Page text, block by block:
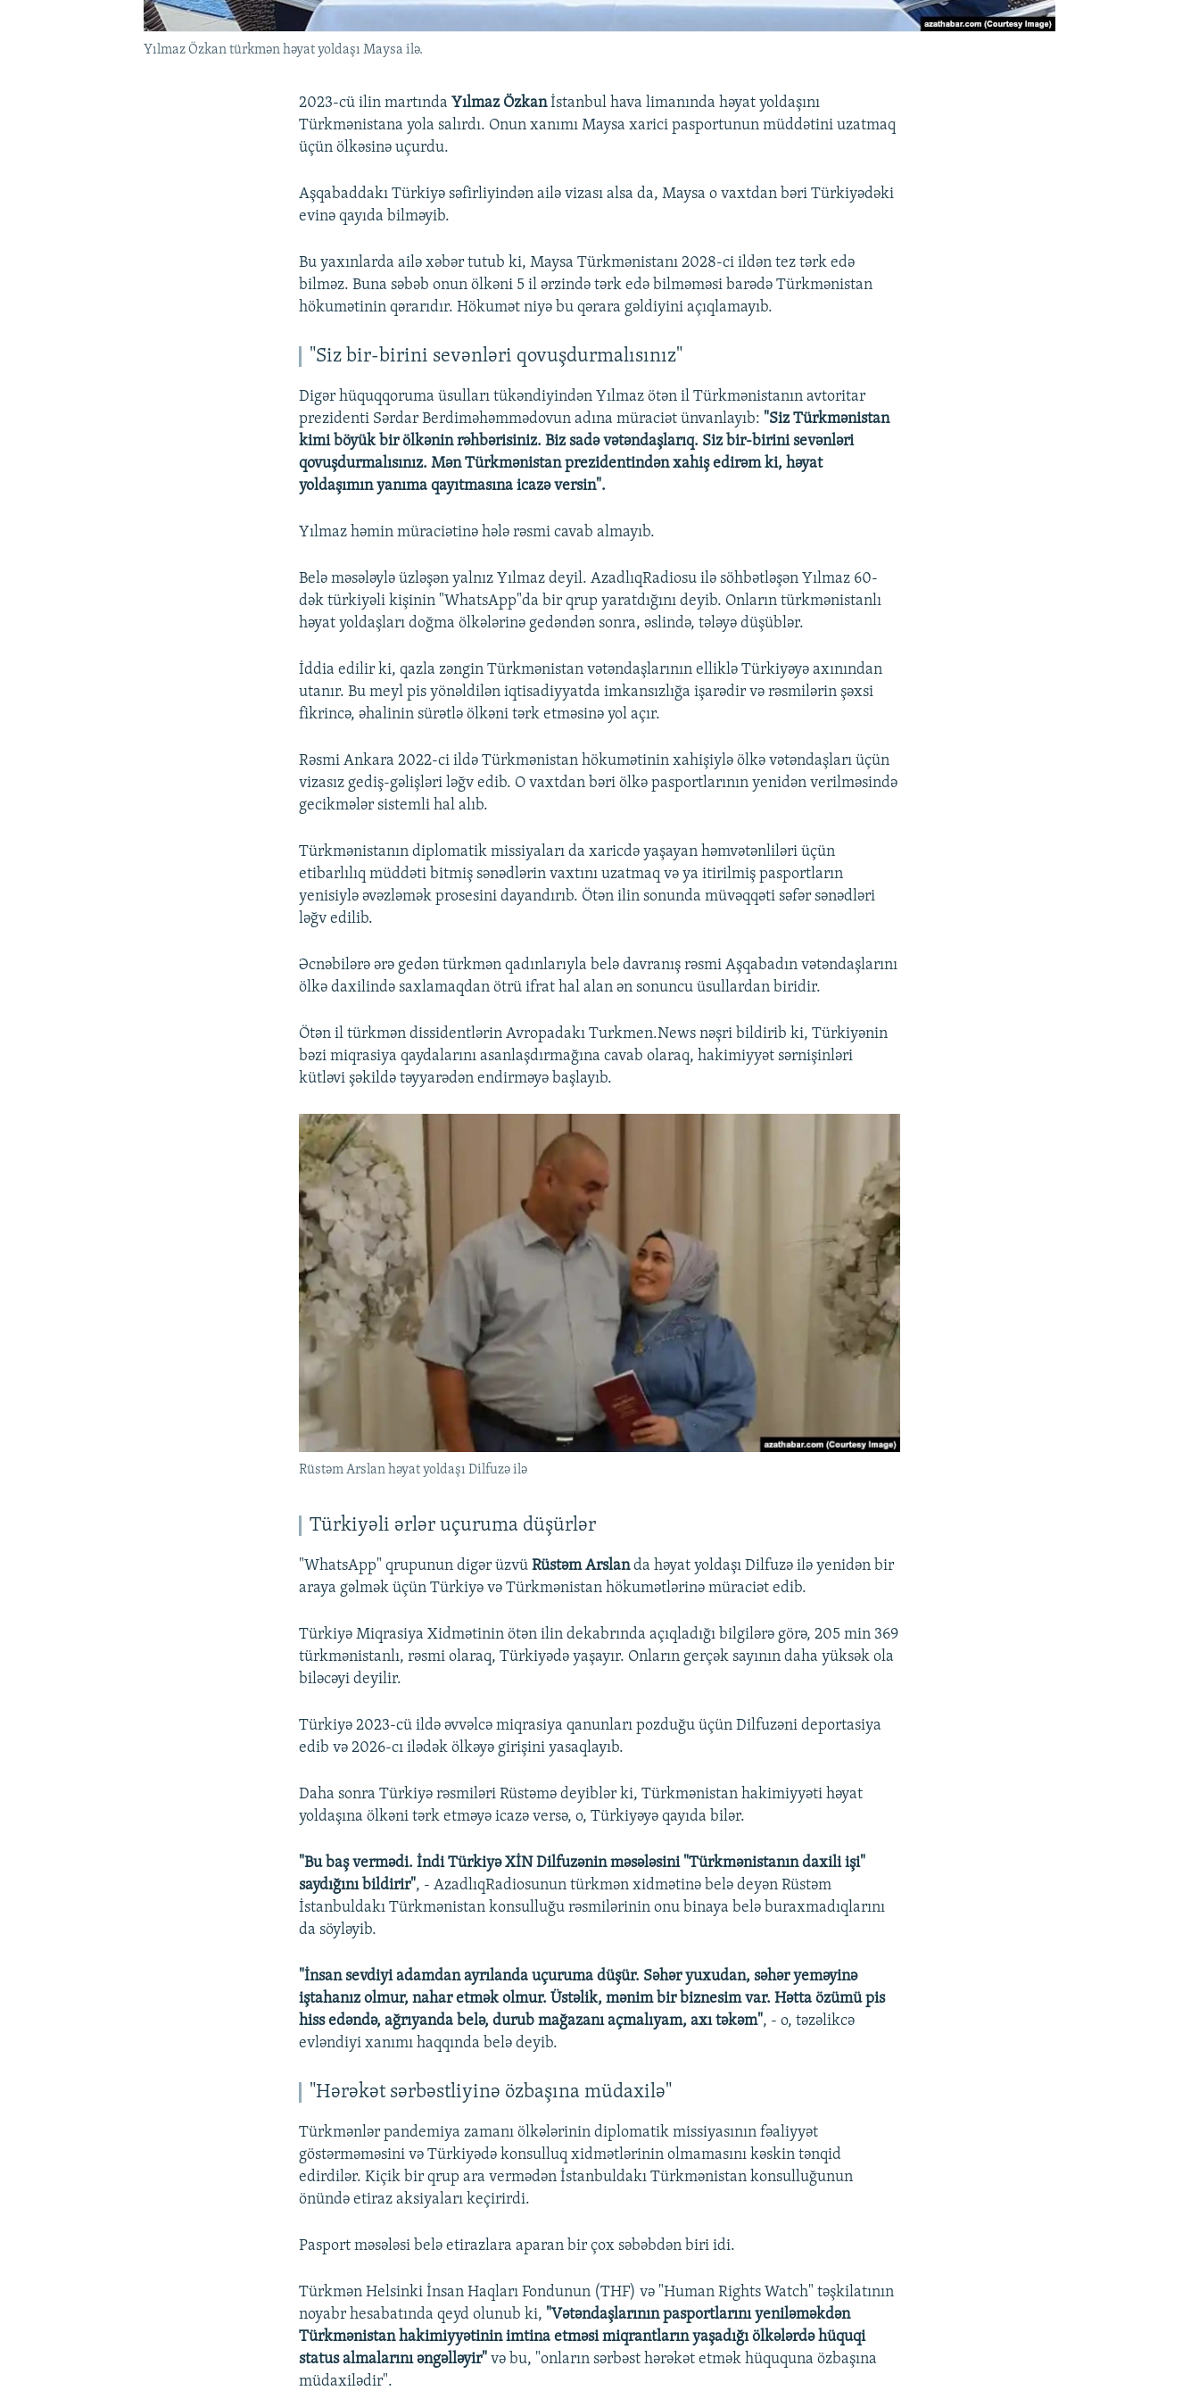
Yılmaz Özkan türkmən həyat yoldaşı Maysa ilə.
2023-cü ilin martındaYılmaz Özkanİstanbul hava limanında həyat yoldaşını
Türkmənistana yola salırdı. Onun xanımı Maysa xarici pasportunun müddətini uzatmaq
üçün ölkəsinə uçurdu.
Aşqabaddakı Türkiyə səfirliyindən ailə vizası alsa da, Maysa o vaxtdan bəri Türkiyədəki
evinə qayıda bilməyib.
Bu yaxınlarda ailə xəbər tutub ki, Maysa Türkmənistanı 2028-ci ildən tez tərk edə
bilməz. Buna səbəb onun ölkəni 5 il ərzində tərk edə bilməməsi barədə Türkmənistan
hökumətinin qərarıdır. Hökumət niyə bu qərara gəldiyini açıqlamayıb.
"Siz bir-birini sevənləri qovuşdurmalısınız"
Digər hüquqqoruma üsulları tükəndiyindən Yılmaz ötən il Türkmənistanın avtoritar
prezidenti Sərdar Berdiməhəmmədovun adına müraciət ünvanlayıb: "Siz Türkmənistan
kimi böyük bir ölkənin rəhbərisiniz. Biz sadə vətəndaşlarıq. Siz bir-birini sevənləri
qovuşdurmalısınız. Mən Türkmənistan prezidentindən xahiş edirəm ki, həyat
yoldaşımın yanıma qayıtmasına icazə versin".
Yılmaz həmin müraciətinə hələ rəsmi cavab almayıb.
Belə məsələylə üzləşən yalnız Yılmaz deyil. AzadlıqRadiosu ilə söhbətləşən Yılmaz 60-
dək türkiyəli kişinin "WhatsApp"da bir qrup yaratdığını deyib. Onların türkmənistanlı
həyat yoldaşları doğma ölkələrinə gedəndən sonra, əslində, tələyə düşüblər.
İddia edilir ki, qazla zəngin Türkmənistan vətəndaşlarının elliklə Türkiyəyə axınından
utanır. Bu meyl pis yönəldilən iqtisadiyyatda imkansızlığa işarədir və rəsmilərin şəxsi
fikrincə, əhalinin sürətlə ölkəni tərk etməsinə yol açır.
Rəsmi Ankara 2022-ci ildə Türkmənistan hökumətinin xahişiylə ölkə vətəndaşları üçün
vizasız gediş-gəlişləri ləğv edib. O vaxtdan bəri ölkə pasportlarının yenidən verilməsində
gecikmələr sistemli hal alıb.
Türkmənistanın diplomatik missiyaları da xaricdə yaşayan həmvətənliləri üçün
etibarlılıq müddəti bitmiş sənədlərin vaxtını uzatmaq və ya itirilmiş pasportların
yenisiylə əvəzləmək prosesini dayandırıb. Ötən ilin sonunda müvəqqəti səfər sənədləri
ləğv edilib.
Əcnəbilərə ərə gedən türkmən qadınlarıyla belə davranış rəsmi Aşqabadın vətəndaşlarını
ölkə daxilində saxlamaqdan ötrü ifrat hal alan ən sonuncu üsullardan biridir.
Ötən il türkmən dissidentlərin Avropadakı Turkmen.News nəşri bildirib ki, Türkiyənin
bəzi miqrasiya qaydalarını asanlaşdırmağına cavab olaraq, hakimiyyət sərnişinləri
kütləvi şəkildə təyyarədən endirməyə başlayıb.
Rüstəm Arslan həyat yoldaşı Dilfuzə ilə
Türkiyəli ərlər uçuruma düşürlər
"WhatsApp" qrupunun digər üzvüRüstəm Arslanda həyat yoldaşı Dilfuzə ilə yenidən bir
araya gəlmək üçün Türkiyə və Türkmənistan hökumətlərinə müraciət edib.
Türkiyə Miqrasiya Xidmətinin ötən ilin dekabrında açıqladığı bilgilərə görə, 205 min 369
türkmənistanlı, rəsmi olaraq, Türkiyədə yaşayır. Onların gerçək sayının daha yüksək ola
biləcəyi deyilir.
Türkiyə 2023-cü ildə əvvəlcə miqrasiya qanunları pozduğu üçün Dilfuzəni deportasiya
edib və 2026-cı ilədək ölkəyə girişini yasaqlayıb.
Daha sonra Türkiyə rəsmiləri Rüstəmə deyiblər ki, Türkmənistan hakimiyyəti həyat
yoldaşına ölkəni tərk etməyə icazə versə, o, Türkiyəyə qayıda bilər.
"Bu baş vermədi. İndi Türkiyə XİN Dilfuzənin məsələsini "Türkmənistanın daxili işi"
saydığını bildirir", - AzadlıqRadiosunun türkmən xidmətinə belə deyən Rüstəm
İstanbuldakı Türkmənistan konsulluğu rəsmilərinin onu binaya belə buraxmadıqlarını
da söyləyib.
"İnsan sevdiyi adamdan ayrılanda uçuruma düşür. Səhər yuxudan, səhər yeməyinə
iştahanız olmur, nahar etmək olmur. Üstəlik, mənim bir biznesim var. Hətta özümü pis
hiss edəndə, ağrıyanda belə, durub mağazanı açmalıyam, axı təkəm", - o, təzəlikcə
evləndiyi xanımı haqqında belə deyib.
"Hərəkət sərbəstliyinə özbaşına müdaxilə"
Türkmənlər pandemiya zamanı ölkələrinin diplomatik missiyasının fəaliyyət
göstərməməsini və Türkiyədə konsulluq xidmətlərinin olmamasını kəskin tənqid
edirdilər. Kiçik bir qrup ara vermədən İstanbuldakı Türkmənistan konsulluğunun
önündə etiraz aksiyaları keçirirdi.
Pasport məsələsi belə etirazlara aparan bir çox səbəbdən biri idi.
Türkmən Helsinki İnsan Haqları Fondunun (THF) və "Human Rights Watch" təşkilatının
noyabr hesabatında qeyd olunub ki, "Vətəndaşlarının pasportlarını yeniləməkdən
Türkmənistan hakimiyyətinin imtina etməsi miqrantların yaşadığı ölkələrdə hüquqi
status almalarını əngəlləyir" və bu, "onların sərbəst hərəkət etmək hüququna özbaşına
müdaxilədir".